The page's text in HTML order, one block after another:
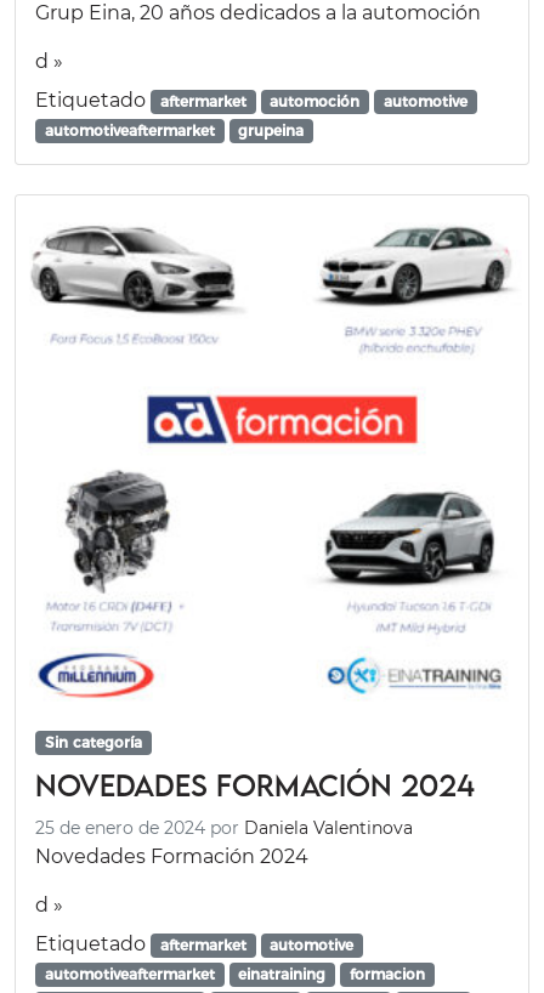
Grup Eina, 20 años dedicados a la automoción
d »
Etiquetado
aftermarket automoción
automotive
automotiveaftermarket
grupeina
Sin categoría
Novedades Formación 2024
25 de enero de 2024 por Daniela Valentinova
Novedades Formación 2024
d »
Etiquetado
aftermarket
automotive
automotiveaftermarket
einatraining
formacion